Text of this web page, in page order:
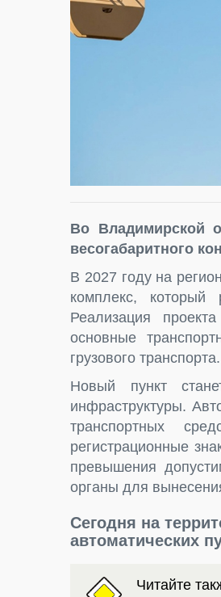
Во Владимирской
весогабаритного
В 2027 году на
комплекс,
Реализация
основные
грузового транспорта.
Новый пункт
инфраструктуры.
транспортных
регистрационные
превышения
органы для
Сегодня на
автоматических
Читайте